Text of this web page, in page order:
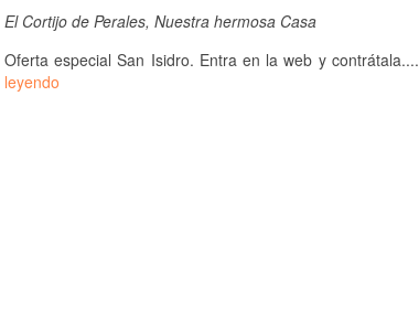
El Cortijo de Perales, Nuestra hermosa Casa
Oferta especial San Isidro. Entra en la web y contrátala....
leyendo